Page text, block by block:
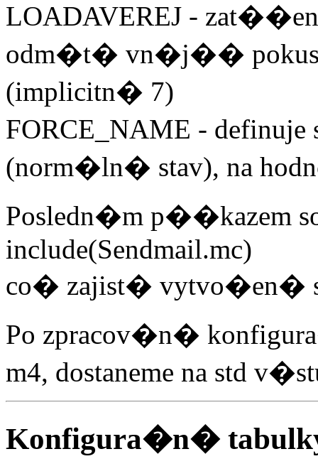
LOADAVEREJ -
odm�t� vn�j��
(implicitn� 7)
FORCE_NAME -
(norm�ln� stav), na
Posledn�m p��kazem
include(Sendmail.mc)
co� zajist� vytvo�en�
Po zpracov�n�
m4, dostaneme na std
Konfigura�n�